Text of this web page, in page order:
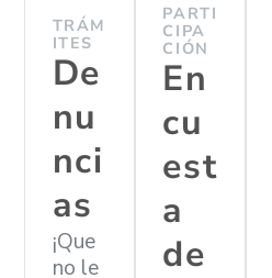
TRÁM
ITES
De
nu
nci
as
¡Que
no le
PARTI
CIPA
CIÓN
En
cu
est
a
de